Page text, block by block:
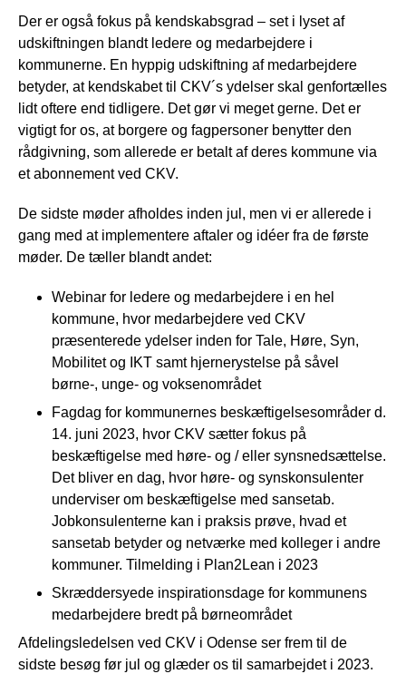
Der er også fokus på kendskabsgrad – set i lyset af
udskiftningen blandt ledere og medarbejdere i
kommunerne. En hyppig udskiftning af medarbejdere
betyder, at kendskabet til CKV´s ydelser skal genfortælles
lidt oftere end tidligere. Det gør vi meget gerne. Det er
vigtigt for os, at borgere og fagpersoner benytter den
rådgivning, som allerede er betalt af deres kommune via
et abonnement ved CKV.
De sidste møder afholdes inden jul, men vi er allerede i
gang med at implementere aftaler og idéer fra de første
møder. De tæller blandt andet:
Webinar for ledere og medarbejdere i en hel
kommune, hvor medarbejdere ved CKV
præsenterede ydelser inden for Tale, Høre, Syn,
Mobilitet og IKT samt hjernerystelse på såvel
børne-, unge- og voksenområdet
Fagdag for kommunernes beskæftigelsesområder d.
14. juni 2023, hvor CKV sætter fokus på
beskæftigelse med høre- og / eller synsnedsættelse.
Det bliver en dag, hvor høre- og synskonsulenter
underviser om beskæftigelse med sansetab.
Jobkonsulenterne kan i praksis prøve, hvad et
sansetab betyder og netværke med kolleger i andre
kommuner. Tilmelding i Plan2Lean i 2023
Skræddersyede inspirationsdage for kommunens
medarbejdere bredt på børneområdet
Afdelingsledelsen ved CKV i Odense ser frem til de
sidste besøg før jul og glæder os til samarbejdet i 2023.